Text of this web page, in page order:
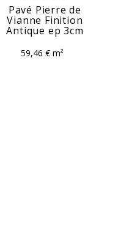
Pavé Pierre de
Vianne Finition
Antique ep 3cm
59,46 € m²